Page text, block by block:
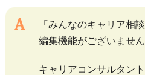
「みんなのキャリア相
編集機能がございません
キャリアコンサルタン